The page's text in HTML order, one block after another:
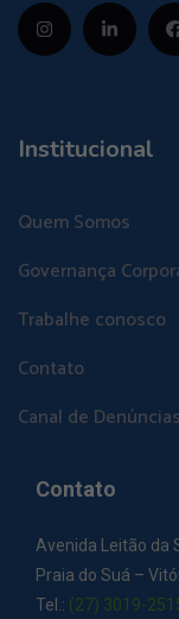
Institucional
Quem Somos
Governança
Trabalhe conosco
Contato
Canal de Denúncias
Contato
Avenida Leitão da
Praia do Suá –
Tel.: (27) 3019-